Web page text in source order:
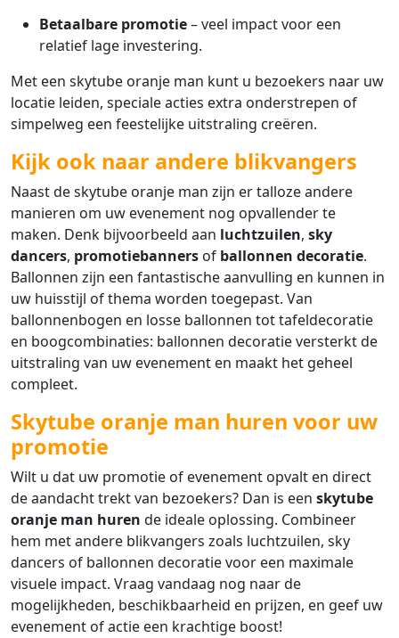
Betaalbare promotie– veel impact voor een
relatief lage investering.
Met een skytube oranje man kunt u bezoekers naar uw
locatie leiden, speciale acties extra onderstrepen of
simpelweg een feestelijke uitstraling creëren.
Kijk ook naar andere blikvangers
Naast de skytube oranje man zijn er talloze andere
manieren om uw evenement nog opvallender te
maken. Denk bijvoorbeeld aan luchtzuilen, sky
dancers, promotiebanners of ballonnen decoratie.
Ballonnen zijn een fantastische aanvulling en kunnen in
uw huisstijl of thema worden toegepast. Van
ballonnenbogen en losse ballonnen tot tafeldecoratie
en boogcombinaties: ballonnen decoratie versterkt de
uitstraling van uw evenement en maakt het geheel
compleet.
Skytube oranje man huren voor uw
promotie
Wilt u dat uw promotie of evenement opvalt en direct
de aandacht trekt van bezoekers? Dan is een skytube
oranje man huren de ideale oplossing. Combineer
hem met andere blikvangers zoals luchtzuilen, sky
dancers of ballonnen decoratie voor een maximale
visuele impact. Vraag vandaag nog naar de
mogelijkheden, beschikbaarheid en prijzen, en geef uw
evenement of actie een krachtige boost!